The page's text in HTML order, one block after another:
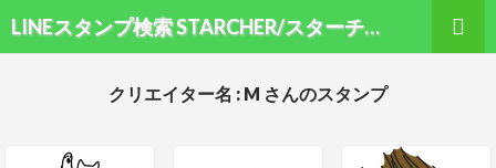
LINEスタンプ検索 STARCHER/スターチャー
クリエイター名 : M さんのスタンプ